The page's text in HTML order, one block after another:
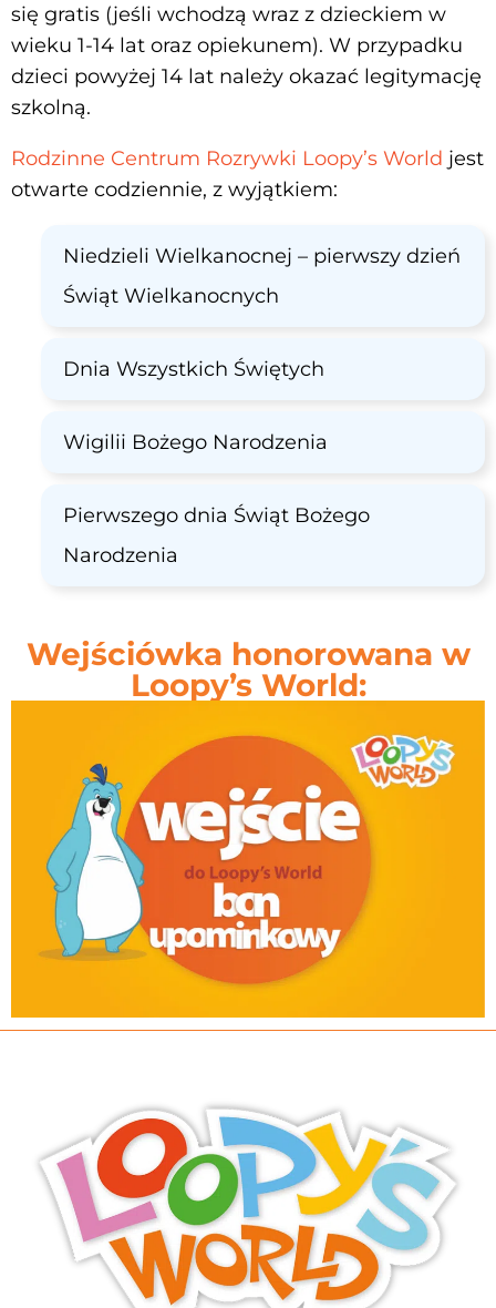
się gratis (jeśli wchodzą wraz z dzieckiem w
wieku 1-14 lat oraz opiekunem). W przypadku
dzieci powyżej 14 lat należy okazać legitymację
szkolną.
Rodzinne Centrum Rozrywki Loopy’s World jest
otwarte codziennie, z wyjątkiem:
Niedzieli Wielkanocnej – pierwszy dzień
Świąt Wielkanocnych
Dnia Wszystkich Świętych
Wigilii Bożego Narodzenia
Pierwszego dnia Świąt Bożego
Narodzenia
Wejściówka honorowana w
Loopy’s World: